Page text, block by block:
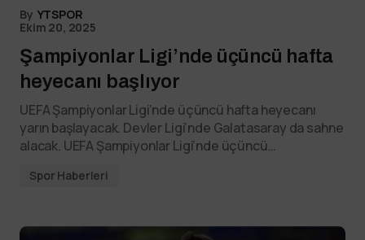
By YTSPOR
Ekim 20, 2025
Şampiyonlar Ligi’nde üçüncü hafta
heyecanı başlıyor
UEFA Şampiyonlar Ligi’nde üçüncü hafta heyecanı
yarın başlayacak. Devler Ligi’nde Galatasaray da sahne
alacak. UEFA Şampiyonlar Ligi’nde üçüncü…
Spor Haberleri